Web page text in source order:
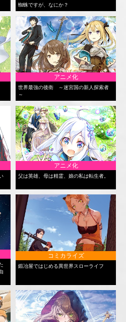
蜘蛛ですが、なにか？
アニメ化
世界最強の後衛 ～迷宮国の新人探索者
～
アニメ化
父は英雄、母は精霊、娘の私は転生者。
コミカライズ
鍛冶屋ではじめる異世界スローライフ